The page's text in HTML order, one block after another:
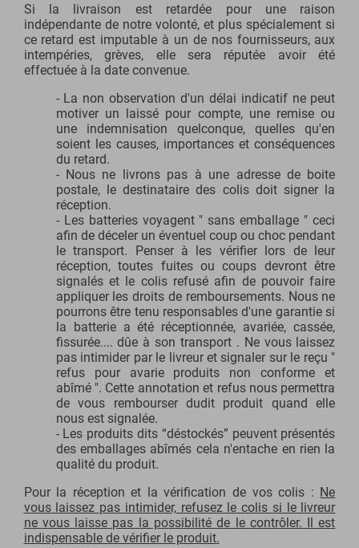
Si la livraison est retardée pour une raison
indépendante de notre volonté, et plus spécialement si
ce retard est imputable à un de nos fournisseurs, aux
intempéries, grèves, elle sera réputée avoir été
effectuée à la date convenue.
- La non observation d'un délai indicatif ne peut
motiver un laissé pour compte, une remise ou
une indemnisation quelconque, quelles qu'en
soient les causes, importances et conséquences
du retard.
- Nous ne livrons pas à une adresse de boite
postale, le destinataire des colis doit signer la
réception.
- Les batteries voyagent " sans emballage " ceci
afin de déceler un éventuel coup ou choc pendant
le transport. Penser à les vérifier lors de leur
réception, toutes fuites ou coups devront être
signalés et le colis refusé afin de pouvoir faire
appliquer les droits de remboursements. Nous ne
pourrons être tenu responsables d'une garantie si
la batterie a été réceptionnée, avariée, cassée,
fissurée.... dûe à son transport . Ne vous laissez
pas intimider par le livreur et signaler sur le reçu "
refus pour avarie produits non conforme et
abîmé ". Cette annotation et refus nous permettra
de vous rembourser dudit produit quand elle
nous est signalée.
- Les produits dits “déstockés” peuvent présentés
des emballages abîmés cela n'entache en rien la
qualité du produit.
Pour la réception et la vérification de vos colis : Ne
vous laissez pas intimider, refusez le colis si le livreur
ne vous laisse pas la possibilité de le contrôler. Il est
indispensable de vérifier le produit.